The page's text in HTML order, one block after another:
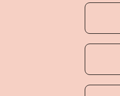
euch in Franka, ich
schön, dass wir euch ein